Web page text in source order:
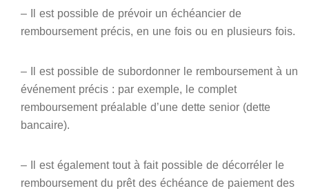
– Il est possible de prévoir un échéancier de
remboursement précis, en une fois ou en plusieurs fois.
– Il est possible de subordonner le remboursement à un
événement précis : par exemple, le complet
remboursement préalable d’une dette senior (dette
bancaire).
– Il est également tout à fait possible de décorréler le
remboursement du prêt des échéance de paiement des